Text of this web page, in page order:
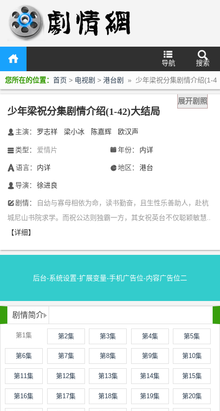
导航 搜索
您所在的位置： 首页 > 电视剧 > 港台剧 » 少年梁祝分集剧情介绍(1-4
展开剧照
少年梁祝分集剧情介绍(1-42)大结局
󰃖 主演： 罗志祥 梁小冰 陈嘉辉 欧汉声
󰁣 年份： 内详
󰀥 类型： 爱情片
󰃍 地区： 港台
󰃋 语言： 内详
󰄭 导演： 徐进良
󰆙 剧情：
自幼与寡母相依为命，读书勤奋，且生性乐善助人，赴杭
城尼山书院求学。而祝公达则独霸一方，其女祝英台不仅聪颖敏慧..
【详细】
后台-系统设置-扩展变量-手机广告位-内容广告位二
剧情简介
第1集 第2集 第3集 第4集 第5集
第6集 第7集 第8集 第9集 第10集
第11集 第12集 第13集 第14集 第15集
第16集 第17集 第18集 第19集 第20集